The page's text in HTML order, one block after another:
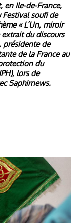
en Ile-de-France,
soufi de
« L’Un, miroir
extrait du discours
présidente de
de la France au
du
lors de
Saphirnews.